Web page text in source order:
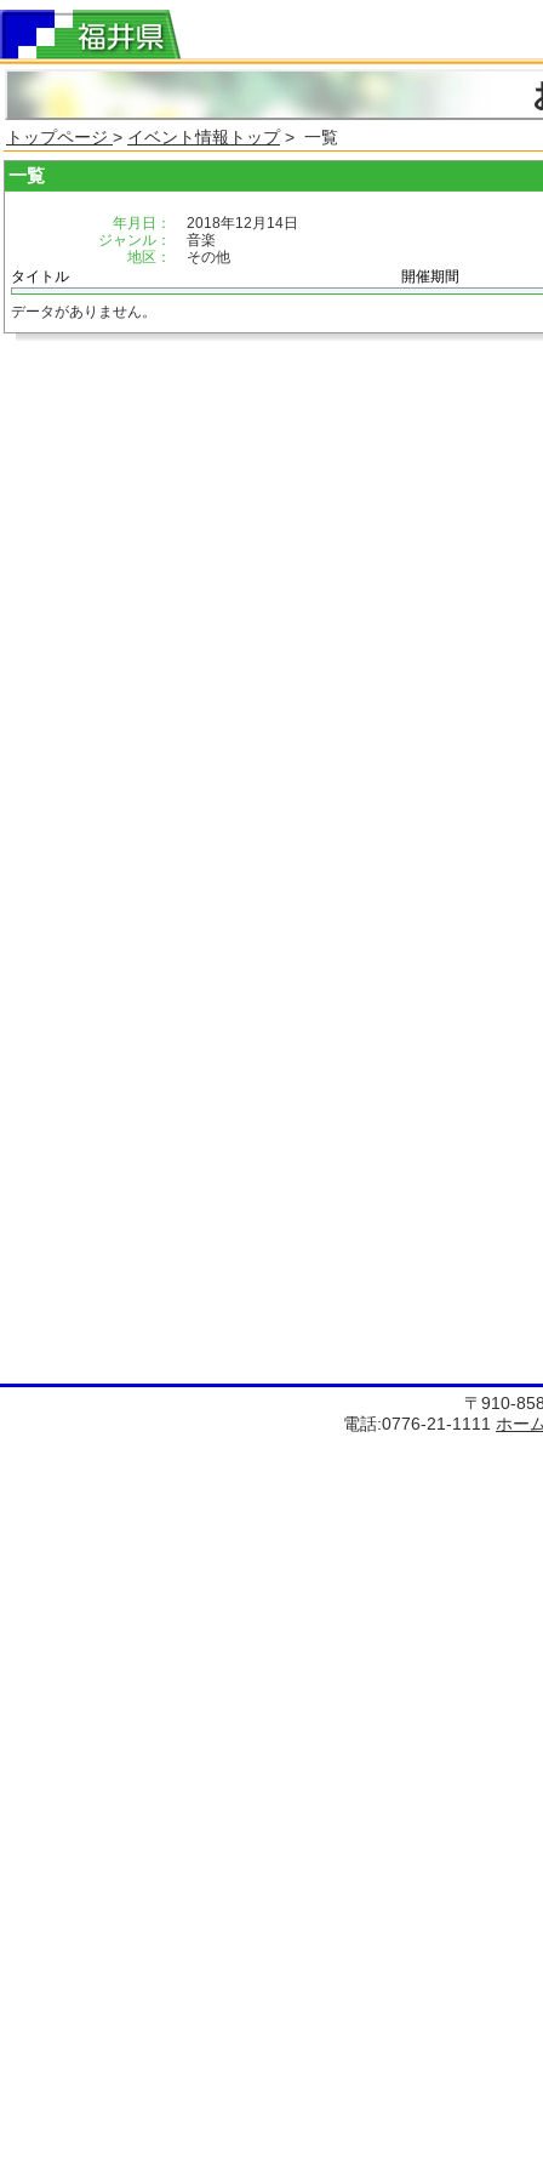
トップページ > イベント情報トップ> 一覧
一覧
年月日：
2018年12月14日
ジャンル：
音楽
地区：
その他
タイトル
開催期間
データがありません。
〒910-
電話:0776-21-1111 ホー